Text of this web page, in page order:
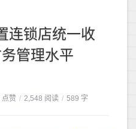
连锁店统一收
管理水平
点赞 / 2,548 阅读 / 589 字